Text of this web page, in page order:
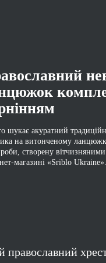
шукає акуратний
на витонченому
створену
магазині «Sriblo Ukraine».
православний